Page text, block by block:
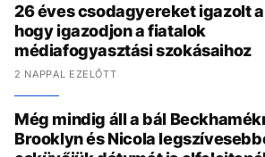
26 éves csodagyereket igazolt a
hogy igazodjon a fiatalok
médiafogyasztási szokásaihoz
2 NAPPAL EZELŐTT
Még mindig áll a bál
Brooklyn és Nicola